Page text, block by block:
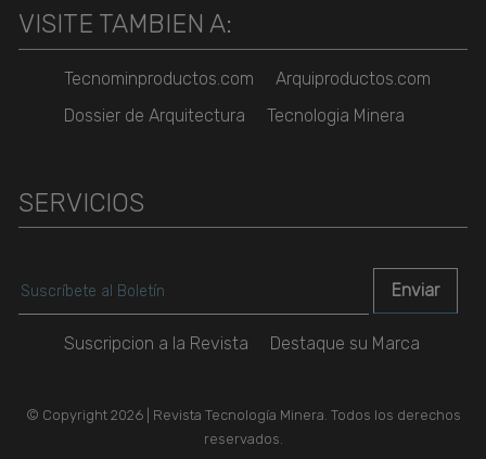
VISITE TAMBIEN A:
Tecnominproductos.com
Arquiproductos.com
Dossier de Arquitectura
Tecnologia Minera
SERVICIOS
Suscripcion a la Revista Destaque su Marca
© Copyright 2026 | Revista Tecnología Minera. Todos los derechos
reservados.